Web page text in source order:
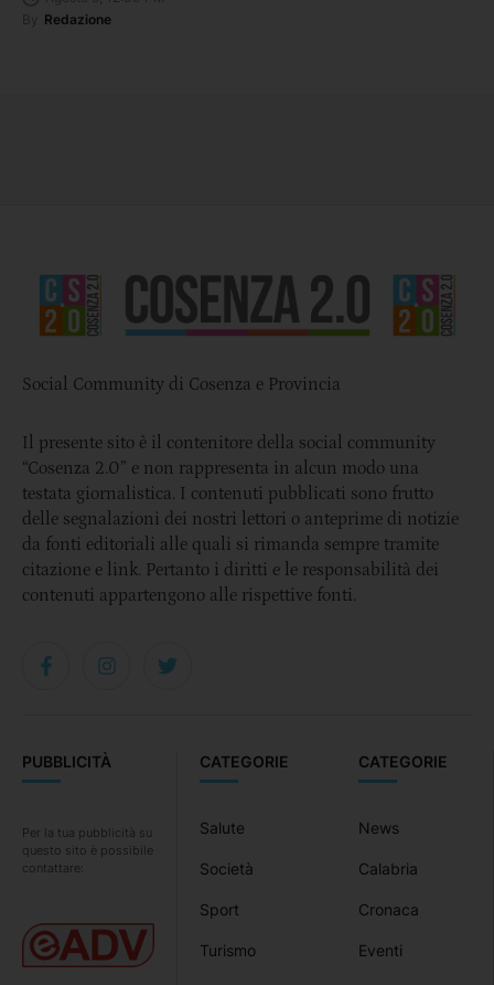
Redazione
CATEGORIE
News
Calabria
Cronaca
Eventi
CATEGORIE
Salute
Società
Sport
Turismo
PUBBLICITÀ
Per la tua pubblicità su
questo sito è possibile
contattare:
Social Community di Cosenza e Provincia
Il presente sito è il contenitore della social community
“Cosenza 2.0” e non rappresenta in alcun modo una
testata giornalistica. I contenuti pubblicati sono frutto
delle segnalazioni dei nostri lettori o anteprime di notizie
da fonti editoriali alle quali si rimanda sempre tramite
citazione e link. Pertanto i diritti e le responsabilità dei
contenuti appartengono alle rispettive fonti.